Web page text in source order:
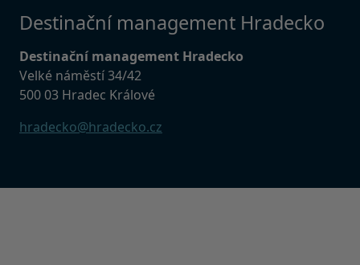
Destinační management Hradecko
Destinační management Hradecko
Velké náměstí 34/42
500 03 Hradec Králové
hradecko@hradecko.cz